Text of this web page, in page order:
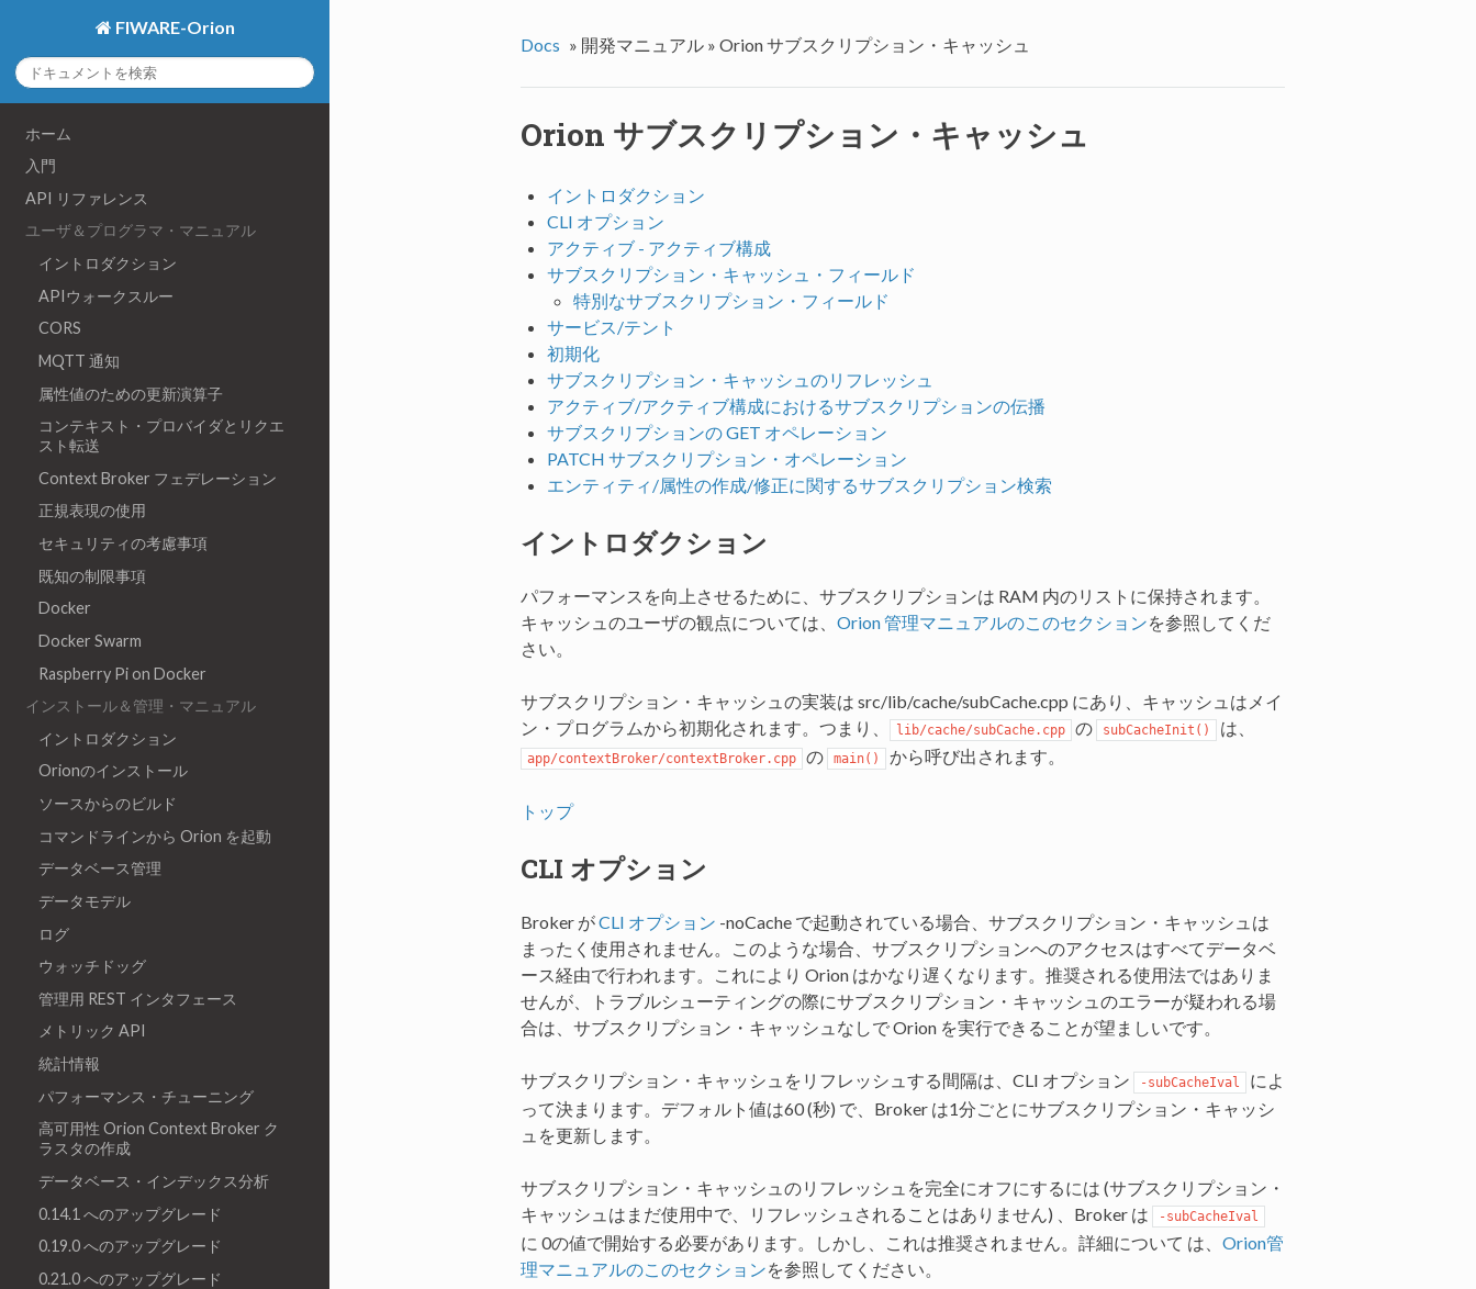
FIWARE-Orion
ホーム
入門
API リファレンス
ユーザ＆プログラマ・マニュアル
イントロダクション
APIウォークスルー
CORS
MQTT 通知
属性値のための更新演算子
コンテキスト・プロバイダとリクエ
スト転送
Context Broker フェデレーション
正規表現の使用
セキュリティの考慮事項
既知の制限事項
Docker
Docker Swarm
Raspberry Pi on Docker
インストール＆管理・マニュアル
イントロダクション
Orionのインストール
ソースからのビルド
コマンドラインから Orion を起動
データベース管理
データモデル
ログ
ウォッチドッグ
管理用 REST インタフェース
メトリック API
統計情報
パフォーマンス・チューニング
高可用性 Orion Context Broker ク
ラスタの作成
データベース・インデックス分析
0.14.1 へのアップグレード
0.19.0 へのアップグレード
0.21.0 へのアップグレード
Docs » 開発マニュアル » Orion サブスクリプション・キャッシュ
Orion サブスクリプション・キャッシュ
イントロダクション
CLI オプション
アクティブ - アクティブ構成
サブスクリプション・キャッシュ・フィールド
特別なサブスクリプション・フィールド
サービス/テント
初期化
サブスクリプション・キャッシュのリフレッシュ
アクティブ/アクティブ構成におけるサブスクリプションの伝播
サブスクリプションの GET オペレーション
PATCH サブスクリプション・オペレーション
エンティティ/属性の作成/修正に関するサブスクリプション検索
イントロダクション
パフォーマンスを向上させるために、サブスクリプションは RAM 内のリストに保持されます。
キャッシュのユーザの観点については、 Orion 管理マニュアルのこのセクションを参照してくだ
さい。
サブスクリプション・キャッシュの実装は src/lib/cache/subCache.cpp にあり、キャッシュはメイ
ン・プログラムから初期化されます。つまり、
lib/cache/subCache.cpp の subCacheInit() は、
app/contextBroker/contextBroker.cpp の main() から呼び出されます。
トップ
CLI オプション
Broker がCLI オプション -noCache で起動されている場合、サブスクリプション・キャッシュは
まったく使用されません。このような場合、サブスクリプションへのアクセスはすべてデータベ
ース経由で行われます。これにより Orion はかなり遅くなります。推奨される使用法ではありま
せんが、トラブルシューティングの際にサブスクリプション・キャッシュのエラーが疑われる場
合は、サブスクリプション・キャッシュなしで Orion を実行できることが望ましいです。
サブスクリプション・キャッシュをリフレッシュする間隔は、CLI オプション -subCacheIval
によ
って決まります。デフォルト値は60 (秒) で、Broker は1分ごとにサブスクリプション・キャッシ
ュを更新します。
サブスクリプション・キャッシュのリフレッシュを完全にオフにするには (サブスクリプション・
キャッシュはまだ使用中で、リフレッシュされることはありません) 、Broker は
-subCacheIval
に 0の値で開始する必要があります。しかし、これは推奨されません。詳細について は、 Orion管
理マニュアルのこのセクションを参照してください。